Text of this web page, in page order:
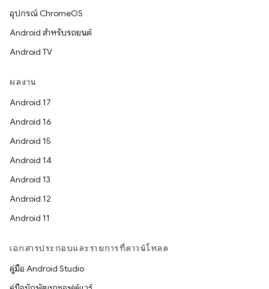
อุปกรณ์ ChromeOS
Android สำหรับรถยนต์
Android TV
ผลงาน
Android 17
Android 16
Android 15
Android 14
Android 13
Android 12
Android 11
เอกสารประกอบและรายการที่ดาวน์โหลด
คู่มือ Android Studio